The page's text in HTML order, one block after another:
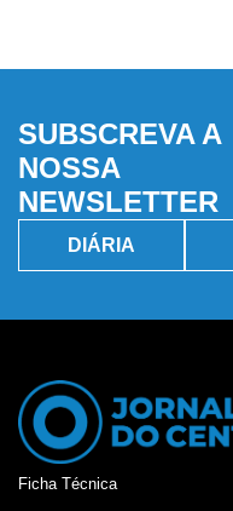
SUBSCREVA A
NOSSA
NEWSLETTER
DIÁRIA
Ficha Técnica